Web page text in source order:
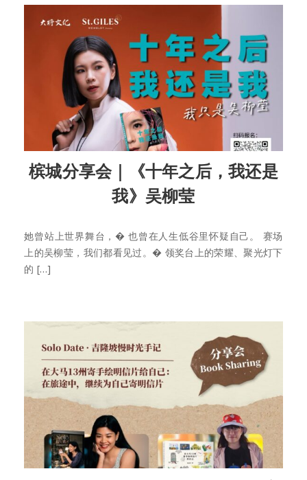
槟城分享会｜《十年之后，我还是
我》吴柳莹
她曾站上世界舞台，� 也曾在人生低谷里怀疑自己。 赛场
上的吴柳莹，我们都看见过。� 领奖台上的荣耀、聚光灯下
的 […]